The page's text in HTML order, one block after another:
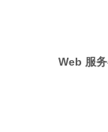
Web 服